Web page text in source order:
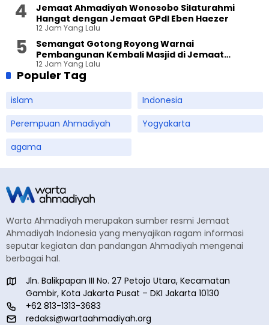
Jemaat Ahmadiyah Wonosobo Silaturahmi
Hangat dengan Jemaat GPdI Eben Haezer
12 Jam Yang Lalu
Semangat Gotong Royong Warnai
Pembangunan Kembali Masjid di Jemaat
Ahmadiyah Sukapura
12 Jam Yang Lalu
Populer Tag
islam
Indonesia
Perempuan Ahmadiyah
Yogyakarta
agama
Warta Ahmadiyah merupakan sumber resmi Jemaat
Ahmadiyah Indonesia yang menyajikan ragam informasi
seputar kegiatan dan pandangan Ahmadiyah mengenai
berbagai hal.
Jln. Balikpapan III No. 27 Petojo Utara, Kecamatan
Gambir, Kota Jakarta Pusat – DKI Jakarta 10130
+62 813-1313-3683
redaksi@wartaahmadiyah.org